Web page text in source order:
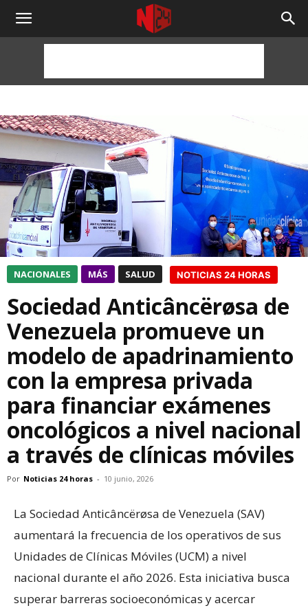
NOTICIAS
HORAS
NACIONALES MÁS SALUD NOTICIAS 24 HORAS
Sociedad Anticâncërøsa de
Venezuela promueve un
modelo de apadrinamiento
con la empresa privada
para financiar exámenes
oncológicos a nivel nacional
a través de clínicas móviles
Por Noticias 24 horas - 10 junio, 2026
La Sociedad Anticâncërøsa de Venezuela (SAV)
aumentará la frecuencia de los operativos de sus
Unidades de Clínicas Móviles (UCM) a nivel
nacional durante el año 2026. Esta iniciativa busca
superar barreras socioeconómicas y acercar